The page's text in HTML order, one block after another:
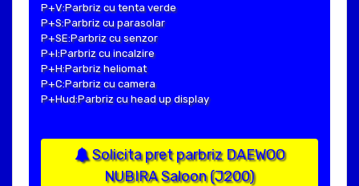
P+V:Parbriz cu tenta verde
P+S:Parbriz cu parasolar
P+SE:Parbriz cu senzor
P+I:Parbriz cu incalzire
P+H:Parbriz heliomat
P+C:Parbriz cu camera
P+Hud:Parbriz cu head up display
Solicita pret parbriz DAEWOO
NUBIRA Saloon (J200)